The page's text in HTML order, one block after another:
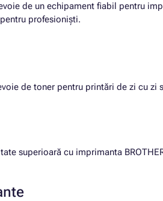
de un echipament fiabil pentru
profesioniști.
de toner pentru printări de zi cu
superioară cu imprimanta